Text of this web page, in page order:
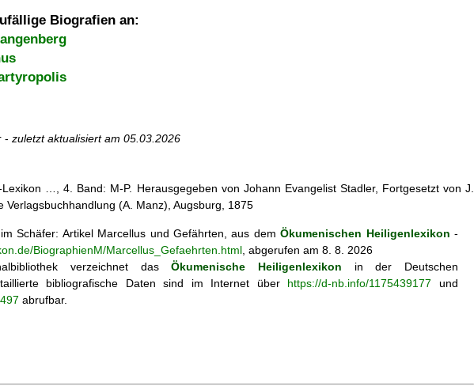
Biografien an:
- zuletzt aktualisiert am 05.03.2026
Lexikon …, 4. Band: M-P. Herausgegeben von Johann Evangelist Stadler, Fortgesetzt von J.
Verlagsbuchhandlung (A. Manz), Augsburg, 1875
Schäfer: Artikel Marcellus und Gefährten, aus demÖkumenischen Heiligenlexikon -
BiographienM/Marcellus_Gefaehrten.html , abgerufen am 8. 8. 2026
verzeichnet dasÖkumenische Heiligenlexikon in der Deutschen
bibliografische Daten sind im Internet über https://d-nb.info/1175439177 und
abrufbar.